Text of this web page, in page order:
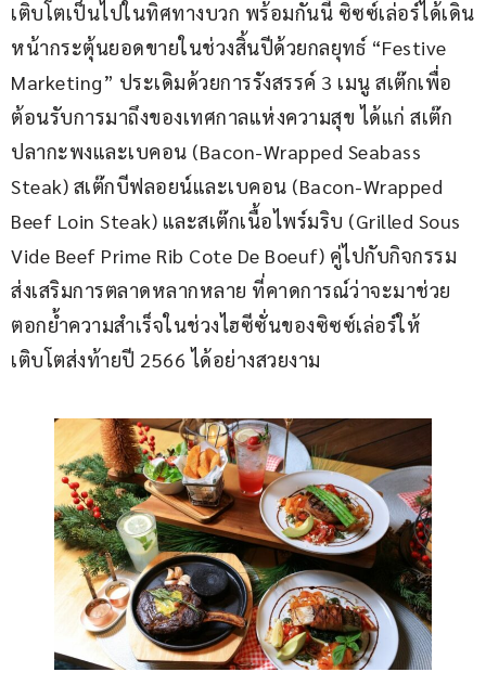
เติบโตเป็นไปในทิศทางบวก พร้อมกันนี้ ซิซซ์เล่อร์ได้เดิน
หน้ากระตุ้นยอดขายในช่วงสิ้นปีด้วยกลยุทธ์ “Festive
Marketing” ประเดิมด้วยการรังสรรค์ 3 เมนู สเต๊กเพื่อ
ต้อนรับการมาถึงของเทศกาลแห่งความสุข ได้แก่ สเต๊ก
ปลากะพงและเบคอน (Bacon-Wrapped Seabass
Steak) สเต๊กบีฟลอยน์และเบคอน (Bacon-Wrapped
Beef Loin Steak) และสเต๊กเนื้อไพร์มริบ (Grilled Sous
Vide Beef Prime Rib Cote De Boeuf) คู่ไปกับกิจกรรม
ส่งเสริมการตลาดหลากหลาย ที่คาดการณ์ว่าจะมาช่วย
ตอกย้ำความสำเร็จในช่วงไฮซีซั่นของซิซซ์เล่อร์ให้
เติบโตส่งท้ายปี 2566 ได้อย่างสวยงาม